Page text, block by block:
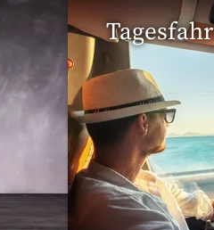
36 Reisen